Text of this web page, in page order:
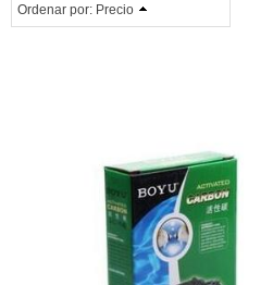
Ordenar por: Precio